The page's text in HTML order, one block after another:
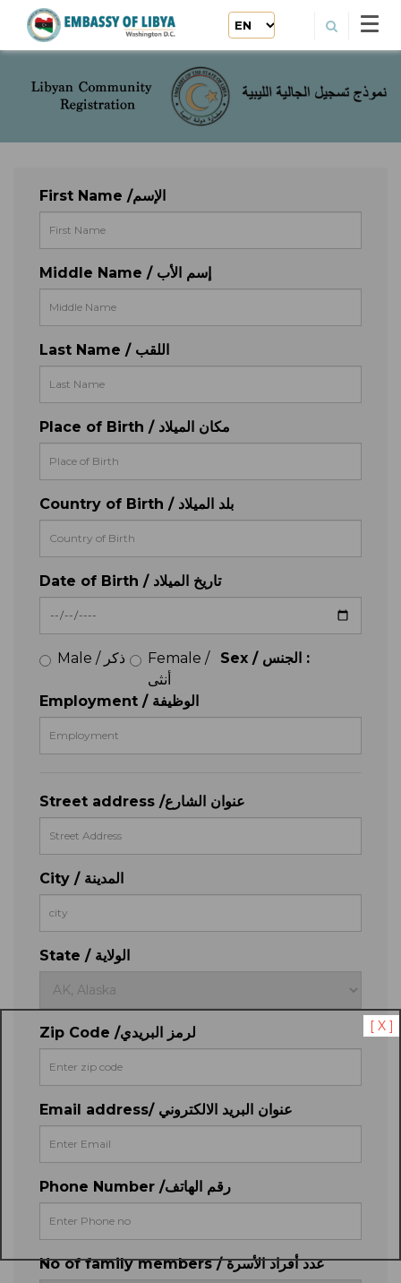
First Name /الإسم
Middle Name / إسم الأب
Last Name / اللقب
Place of Birth / مكان الميلاد
Country of Birth / بلد الميلاد
Date of Birth / تاريخ الميلاد
Sex / الجنس : Male / ذكر
Female /
أنثى
Employment / الوظيفة
Street address /عنوان الشارع
City / المدينة
State / الولاية
Zip Code /لرمز البريدي
Email address/ عنوان البريد الالكتروني
Phone Number /رقم الهاتف
No of family members / عدد أفراد الأسرة
[ X ]